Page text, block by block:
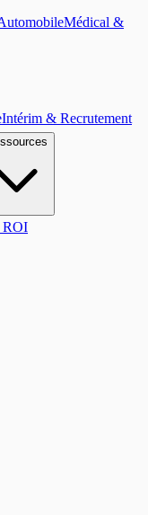
Médical &
Intérim & Recrutement
ROI